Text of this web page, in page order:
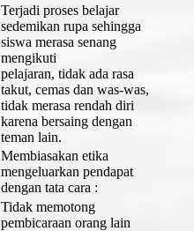
Terjadi proses belajar
sedemikan rupa sehingga
siswa merasa senang
mengikuti
pelajaran, tidak ada rasa
takut, cemas dan was-was,
tidak merasa rendah diri
karena bersaing dengan
teman lain.
Membiasakan etika
mengeluarkan pendapat
dengan tata cara :
Tidak memotong
pembicaraan orang lain